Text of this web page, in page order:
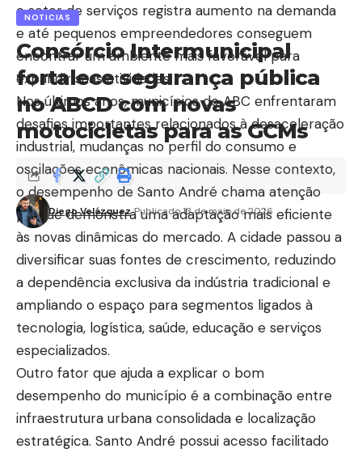
o setor de serviços registra aumento na demanda
e até pequenos empreendedores conseguem
encontrar um ambiente mais favorável para
expandir suas atividades.
Nos últimos anos, municípios do ABC enfrentaram
desafios importantes relacionados à desaceleração
industrial, mudanças no perfil do consumo e
oscilações econômicas nacionais. Nesse contexto,
o desempenho de Santo André chama atenção
porque demonstra uma adaptação mais eficiente
às novas dinâmicas do mercado. A cidade passou a
diversificar suas fontes de crescimento, reduzindo
a dependência exclusiva da indústria tradicional e
ampliando o espaço para segmentos ligados à
tecnologia, logística, saúde, educação e serviços
especializados.
Outro fator que ajuda a explicar o bom
desempenho do município é a combinação entre
infraestrutura urbana consolidada e localização
estratégica. Santo André possui acesso facilitado
NOTICIAS
Consórcio Intermunicipal
fortalece segurança pública
no ABCD com novas
motocicletas para as GCMs
Diego Velázquez Publicado 13 de maio de 2026